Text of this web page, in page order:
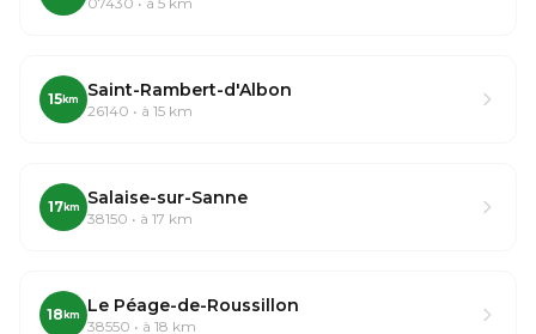
15 km Saint-Rambert-d'Albon
26140 • à 15 km
17km Salaise-sur-Sanne
38150 • à 17 km
18 km Le Péage-de-Roussillon
38550 • à 18 km